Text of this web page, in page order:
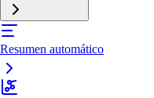
Resumen automático